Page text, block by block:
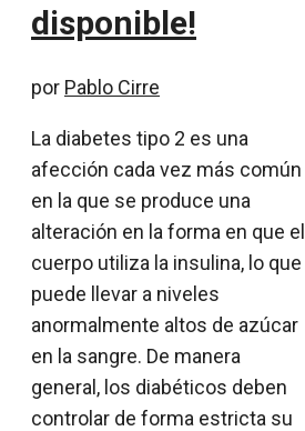
disponible!
por Pablo Cirre
La diabetes tipo 2 es una
afección cada vez más común
en la que se produce una
alteración en la forma en que el
cuerpo utiliza la insulina, lo que
puede llevar a niveles
anormalmente altos de azúcar
en la sangre. De manera
general, los diabéticos deben
controlar de forma estricta su